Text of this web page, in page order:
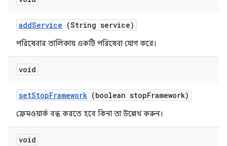
addService (String service)
পরিষেবার তালিকায় একটি পরিষেবা যোগ করে।
void
setStopFramework (boolean stopFramework)
ফ্রেমওয়ার্ক বন্ধ করতে হবে কিনা তা উল্লেখ করুন।
void